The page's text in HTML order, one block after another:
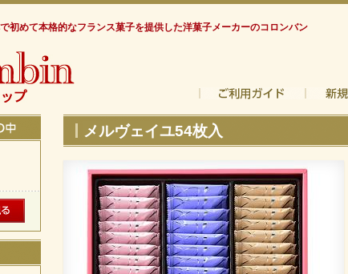
初めて本格的なフランス菓子を提供した洋菓子メーカーのコロンバン
メルヴェイユ54枚入